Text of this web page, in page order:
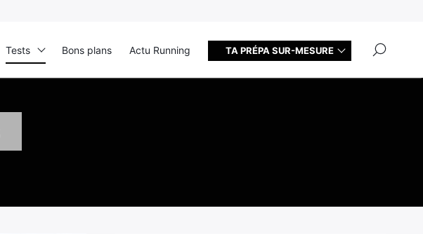
Tests Bons plans Actu Running TA PRÉPA SUR-MESURE